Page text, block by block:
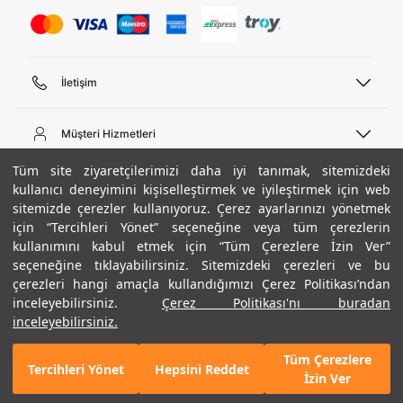
Tüm site ziyaretçilerimizi daha iyi tanımak, sitemizdeki
kullanıcı deneyimini kişiselleştirmek ve iyileştirmek için web
sitemizde çerezler kullanıyoruz. Çerez ayarlarınızı yönetmek
için “Tercihleri Yönet” seçeneğine veya tüm çerezlerin
kullanımını kabul etmek için “Tüm Çerezlere İzin Ver”
seçeneğine tıklayabilirsiniz. Sitemizdeki çerezleri ve bu
çerezleri hangi amaçla kullandığımızı Çerez Politikası’ndan
inceleyebilirsiniz.
Çerez Politikası'nı buradan
inceleyebilirsiniz.
Tercihleri Yönet Hepsini Reddet
Tüm Çerezlere
İzin Ver
+ 5 Renk
GELINCE HABER VER
İletişim
444 02 00
Pazartesi - Cuma 09:00 - 18:00
E-posta
bilgi@underarmour.com
Müşteri Hizmetleri
Sipariş Sorgulama
Bize Ulaşın
Teslimat Bilgileri
İşlem Rehberi
İade ve Değişimler
Sıkça Sorulan Sorular
Beden Rehberi
Site Haritası
Hakkımızda
Ticari Bilgiler
Hükümler ve Koşullar
Gizlilik Politikası
Çerez Politikası
Kariyer
ETBİS
UA Sosyal Medya
Instagram
Facebook
Twitter
Popüler Kategoriler
Erkek Basketbol Ayakkabısı
Çocuk Basketbol Ayakkabısı
Erkek Eşofman